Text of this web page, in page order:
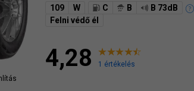
109 W C B
B 73dB
Felni védő él
4,28
1 értékelés